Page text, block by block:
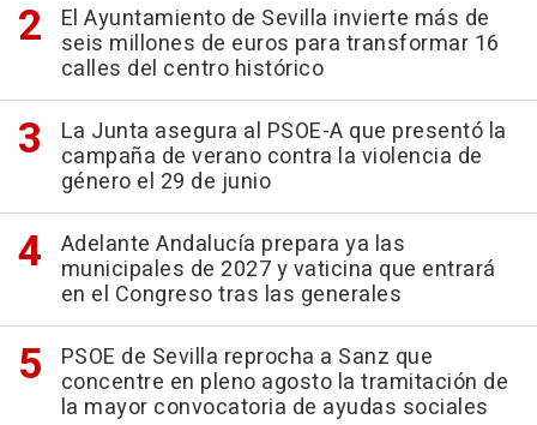
El Ayuntamiento de Sevilla invierte más de
seis millones de euros para transformar 16
calles del centro histórico
La Junta asegura al PSOE-A que presentó la
campaña de verano contra la violencia de
género el 29 de junio
Adelante Andalucía prepara ya las
municipales de 2027 y vaticina que entrará
en el Congreso tras las generales
PSOE de Sevilla reprocha a Sanz que
concentre en pleno agosto la tramitación de
la mayor convocatoria de ayudas sociales